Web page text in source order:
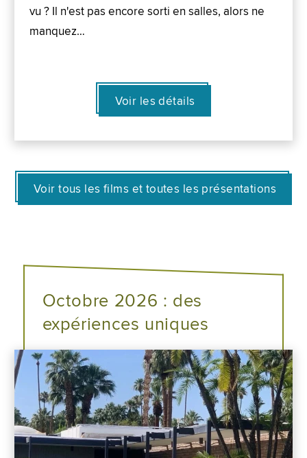
vu ? Il n'est pas encore sorti en salles, alors ne
manquez…
Voir les détails
Voir tous les films et toutes les présentations
Octobre 2026 : des
expériences uniques